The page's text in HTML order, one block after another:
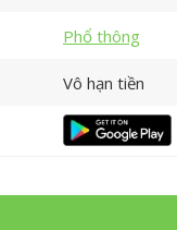
Phổ thông
Vô hạn tiền